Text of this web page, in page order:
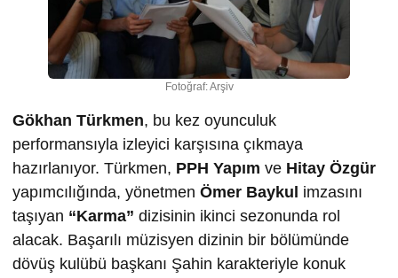
Fotoğraf: Arşiv
Gökhan Türkmen, bu kez oyunculuk
performansıyla izleyici karşısına çıkmaya
hazırlanıyor. Türkmen, PPH Yapım ve Hitay Özgür
yapımcılığında, yönetmen Ömer Baykul imzasını
taşıyan “Karma” dizisinin ikinci sezonunda rol
alacak. Başarılı müzisyen dizinin bir bölümünde
dövüş kulübü başkanı Şahin karakteriyle konuk